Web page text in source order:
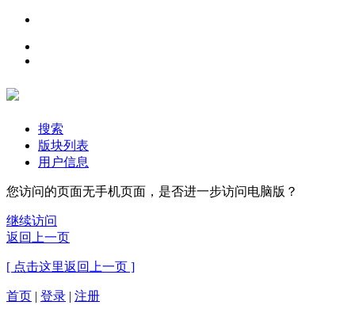
搜索
版块列表
用户信息
您访问的页面无手机页面，是否进一步访问电脑版？
继续访问
返回上一页
[ 点击这里返回上一页 ]
首页 | 登录 | 注册